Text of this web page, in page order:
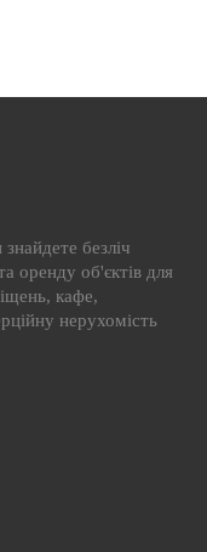
безліч
оренду об'єктів для
кафе,
нерухомість